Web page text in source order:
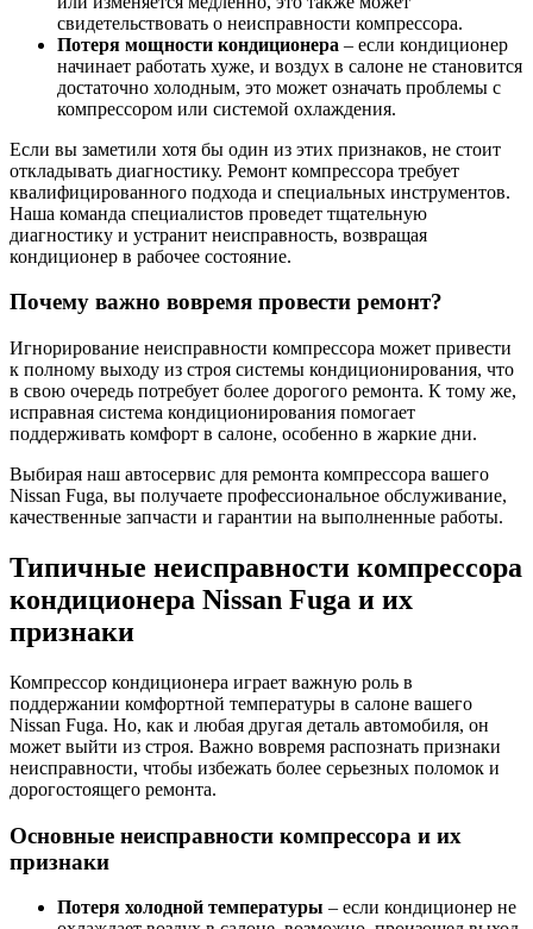
свидетельствовать о неисправности компрессора.
Потеря мощности кондиционера – если кондиционер
начинает работать хуже, и воздух в салоне не становится
достаточно холодным, это может означать проблемы с
компрессором или системой охлаждения.
Если вы заметили хотя бы один из этих признаков, не стоит
откладывать диагностику. Ремонт компрессора требует
квалифицированного подхода и специальных инструментов.
Наша команда специалистов проведет тщательную
диагностику и устранит неисправность, возвращая
кондиционер в рабочее состояние.
Почему важно вовремя провести ремонт?
Игнорирование неисправности компрессора может привести
к полному выходу из строя системы кондиционирования, что
в свою очередь потребует более дорогого ремонта. К тому же,
исправная система кондиционирования помогает
поддерживать комфорт в салоне, особенно в жаркие дни.
Выбирая наш автосервис для ремонта компрессора вашего
Nissan Fuga, вы получаете профессиональное обслуживание,
качественные запчасти и гарантии на выполненные работы.
Типичные неисправности компрессора
кондиционера Nissan Fuga и их
признаки
Компрессор кондиционера играет важную роль в
поддержании комфортной температуры в салоне вашего
Nissan Fuga. Но, как и любая другая деталь автомобиля, он
может выйти из строя. Важно вовремя распознать признаки
неисправности, чтобы избежать более серьезных поломок и
дорогостоящего ремонта.
Основные неисправности компрессора и их
признаки
Потеря холодной температуры – если кондиционер не